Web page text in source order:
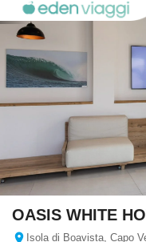
chevron_left
OASIS WHITE
location_on Isola di Boavista, Capo